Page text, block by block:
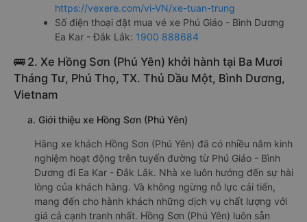
https://vexere.com/vi-VN/xe-tuan-trung
Số điện thoại đặt mua vé xe Phú Giáo - Bình Dương
Ea Kar - Đắk Lắk: 1900 888684
🚌 2. Xe Hồng Sơn (Phú Yên) khởi hành tại Ba Mươi
Tháng Tư, Phú Thọ, TX. Thủ Dầu Một, Bình Dương,
Vietnam
a. Giới thiệu xe Hồng Sơn (Phú Yên)
Hãng xe khách Hồng Sơn (Phú Yên) đã có nhiều năm kinh
nghiệm hoạt động trên tuyến đường từ Phú Giáo - Bình
Dương đi Ea Kar - Đắk Lắk. Nhà xe luôn hướng đến sự hài
lòng của khách hàng. Và không ngừng nỗ lực cải tiến,
mang đến cho hành khách những dịch vụ chất lượng với
giá cả cạnh tranh nhất. Hồng Sơn (Phú Yên) luôn sẵn